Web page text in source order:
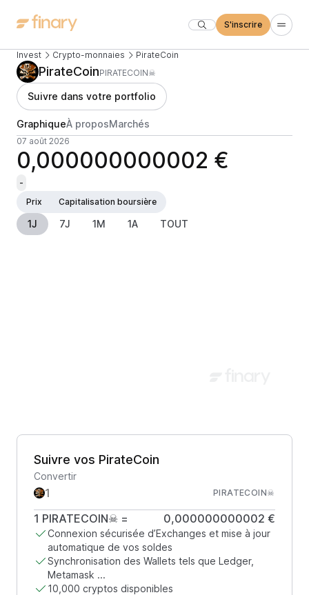
S'inscrire
Invest Crypto-monnaies PirateCoin
PirateCoinPIRATECOIN☠
Suivre dans votre portfolio
GraphiqueÀ proposMarchés
07 août 2026
0,000000000002 €
-
Prix
Capitalisation boursière
1J 7J 1M 1A TOUT
Suivre vos PirateCoin
Convertir
PIRATECOIN☠
1 PIRATECOIN☠ = 0,000000000002 €
Connexion sécurisée d’Exchanges et mise à jour
automatique de vos soldes
Synchronisation des Wallets tels que Ledger,
Metamask ...
10,000 cryptos disponibles